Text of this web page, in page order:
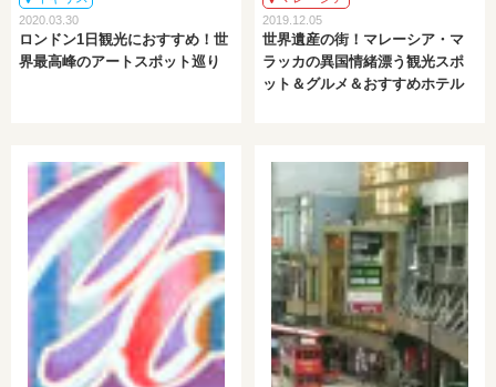
2020.03.30
ロンドン1日観光におすすめ！世
界最高峰のアートスポット巡り
2019.12.05
世界遺産の街！マレーシア・マ
ラッカの異国情緒漂う観光スポ
ット＆グルメ＆おすすめホテル